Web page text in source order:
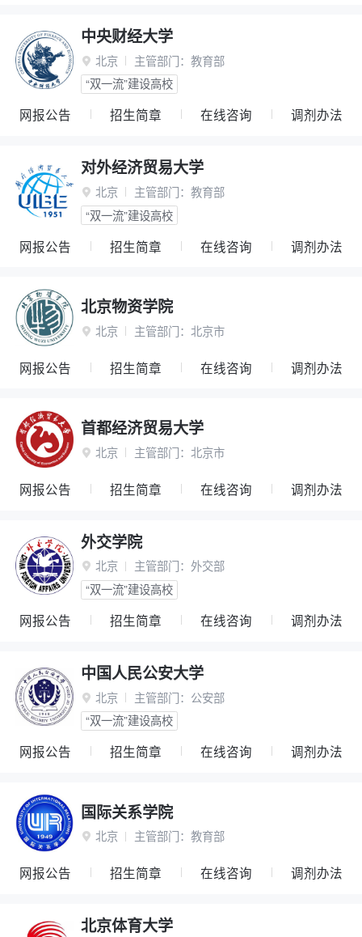
中央财经大学
 北京 主管部门： 教育部
“双一流”建设高校
网报公告 招生简章 在线咨询 调剂办法
对外经济贸易大学
 北京 主管部门： 教育部
“双一流”建设高校
网报公告 招生简章 在线咨询 调剂办法
北京物资学院
 北京 主管部门： 北京市
网报公告 招生简章 在线咨询 调剂办法
首都经济贸易大学
 北京 主管部门： 北京市
网报公告 招生简章 在线咨询 调剂办法
外交学院
 北京 主管部门： 外交部
“双一流”建设高校
网报公告 招生简章 在线咨询 调剂办法
中国人民公安大学
 北京 主管部门： 公安部
“双一流”建设高校
网报公告 招生简章 在线咨询 调剂办法
国际关系学院
 北京 主管部门： 教育部
网报公告 招生简章 在线咨询 调剂办法
北京体育大学